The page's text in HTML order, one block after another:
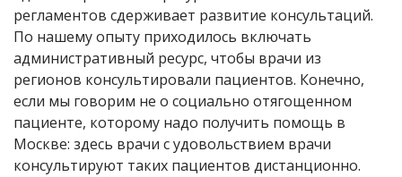
регламентов сдерживает развитие консультаций.
По нашему опыту приходилось включать
административный ресурс, чтобы врачи из
регионов консультировали пациентов. Конечно,
если мы говорим не о социально отягощенном
пациенте, которому надо получить помощь в
Москве: здесь врачи с удовольствием врачи
консультируют таких пациентов дистанционно.